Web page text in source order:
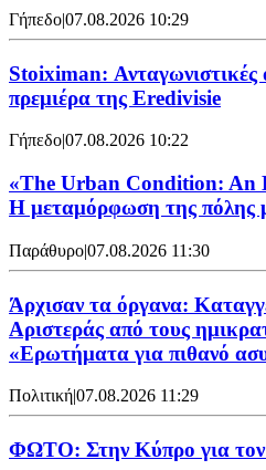
Γήπεδο|07.08.2026 10:29
Stoiximan: Ανταγωνιστικές
πρεμιέρα της Eredivisie
Γήπεδο|07.08.2026 10:22
«The Urban Condition: An
Η μεταμόρφωση της πόλης
Παράθυρο|07.08.2026 11:30
Άρχισαν τα όργανα:
Αριστεράς από τους
«Ερωτήματα για πιθανό
Πολιτική|07.08.2026 11:29
ΦΩΤΟ: Στην Κύπρο για